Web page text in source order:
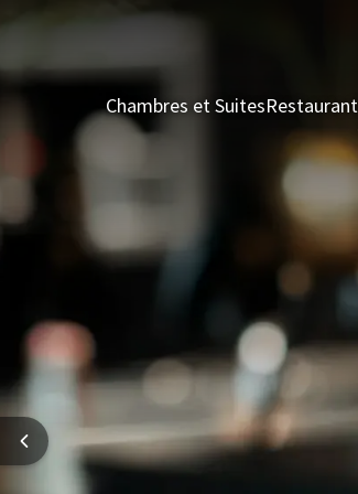
Chambres et SuitesRestaurant